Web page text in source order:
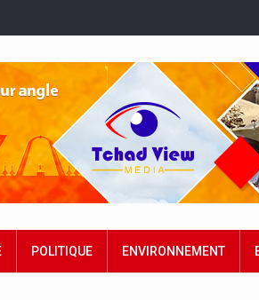
POLITIQUE ENVIRONNEMENT